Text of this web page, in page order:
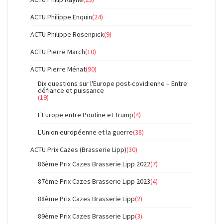
ACTU Philippe Enquin(24)
ACTU Philippe Rosenpick(9)
ACTU Pierre March(10)
ACTU Pierre Ménat(90)
Dix questions sur l'Europe post-covidienne – Entre
défiance et puissance
(19)
L'Europe entre Poutine et Trump(4)
L'Union européenne et la guerre(38)
ACTU Prix Cazes (Brasserie Lipp)(30)
86ème Prix Cazes Brasserie Lipp 2022(7)
87ème Prix Cazes Brasserie Lipp 2023(4)
88ème Prix Cazes Brasserie Lipp(2)
89ème Prix Cazes Brasserie Lipp(3)